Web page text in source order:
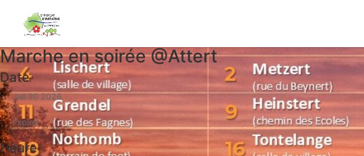
Marche en soirée @Attert
Date
Juil 30 2026
Expiré!
Heure